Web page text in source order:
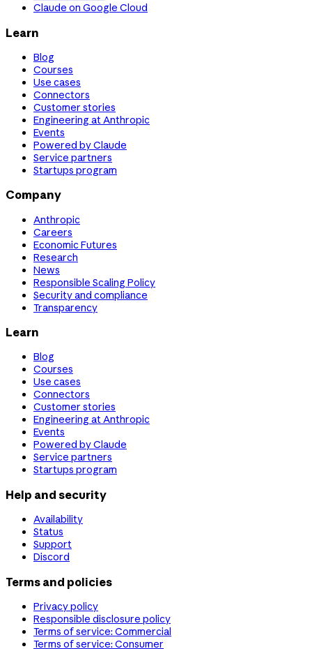
Claude on Google Cloud
Learn
Blog
Courses
Use cases
Connectors
Customer stories
Engineering at Anthropic
Events
Powered by Claude
Service partners
Startups program
Company
Anthropic
Careers
Economic Futures
Research
News
Responsible Scaling Policy
Security and compliance
Transparency
Learn
Blog
Courses
Use cases
Connectors
Customer stories
Engineering at Anthropic
Events
Powered by Claude
Service partners
Startups program
Help and security
Availability
Status
Support
Discord
Terms and policies
Privacy policy
Responsible disclosure policy
Terms of service: Commercial
Terms of service: Consumer